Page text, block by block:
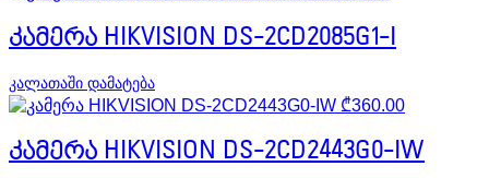
კამერა HIKVISION DS-2CD2085G1-I
კალათაში დამატება
₾360.00
კამერა HIKVISION DS-2CD2443G0-IW